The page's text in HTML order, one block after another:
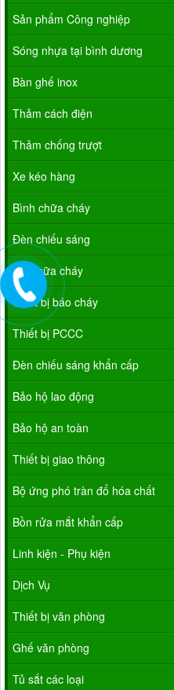
Sản phẩm Công nghiệp
Sóng nhựa tại bình dương
Bàn ghế inox
Thảm cách điện
Thảm chống trượt
Xe kéo hàng
Bình chữa cháy
Đèn chiếu sáng
Vòi chữa cháy
Thiết bị báo cháy
Thiết bị PCCC
Đèn chiếu sáng khẩn cấp
Bảo hộ lao động
Bảo hộ an toàn
Thiết bị giao thông
Bộ ứng phó tràn đổ hóa chất
Bồn rửa mắt khẩn cấp
Linh kiện - Phụ kiện
Dịch Vụ
Thiết bị văn phòng
Ghế văn phòng
Tủ sắt các loại